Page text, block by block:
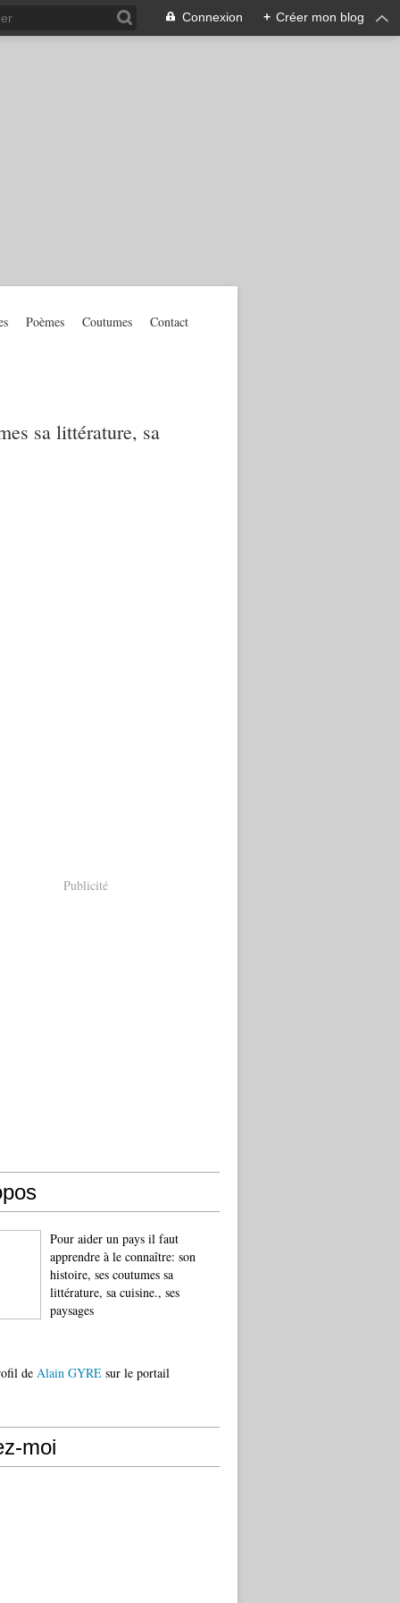
Connexion + Créer mon blog
sa littérature, sa
Poèmes Coutumes Contact
Publicité
Pour aider un pays il faut
apprendre à le connaître: son
histoire, ses coutumes sa
littérature, sa cuisine., ses
paysages
de Alain GYRE sur le portail
moi